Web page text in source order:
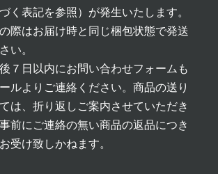
く表記を参照）が発生いたします。
際はお届け時と同じ梱包状態で発送
い。
７日以内にお問い合わせフォームも
ルよりご連絡ください。商品の送り
は、折り返しご案内させていただき
前にご連絡の無い商品の返品につき
受け致しかねます。